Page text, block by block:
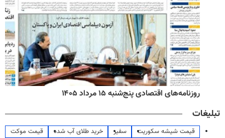
روزنامه‌های اقتصادی پنج‌شنبه ۱۵ مرداد ۱۴۰۵
تبلیغات
قیمت شیشه سکوریت سفیر خرید طلای آب شده
قیمت موکت